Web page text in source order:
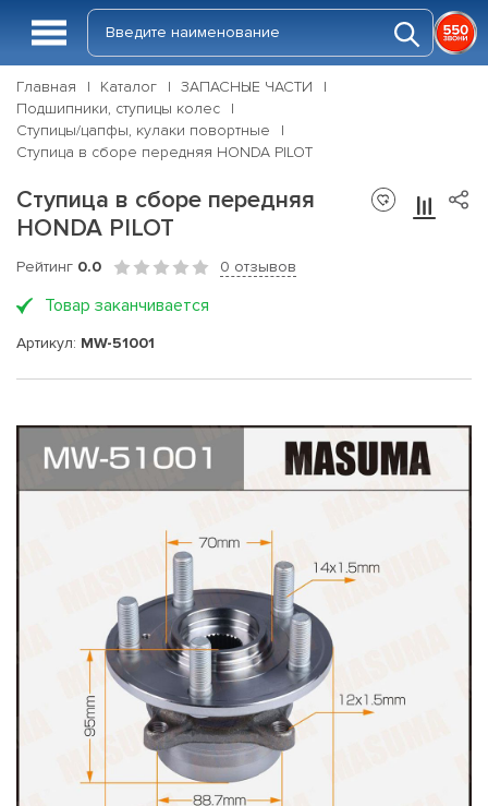
Главная Каталог
ЗАПАСНЫЕ ЧАСТИ
Подшипники, ступицы колес
Ступицы/цапфы, кулаки повортные
Ступица в сборе передняя HONDA PILOT
Ступица в сборе передняя
HONDA PILOT
Рейтинг 0.0 0 отзывов
Товар заканчивается
Артикул: MW-51001